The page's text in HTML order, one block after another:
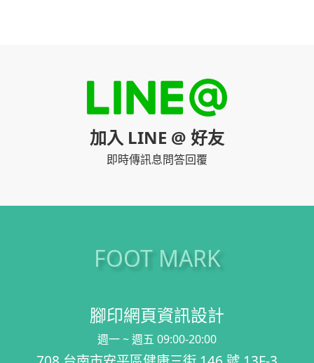
加入 LINE @ 好友
即時傳訊息問答回覆
FOOT MARK
腳印網頁資訊設計
週一 ~ 週五 09:00-20:00